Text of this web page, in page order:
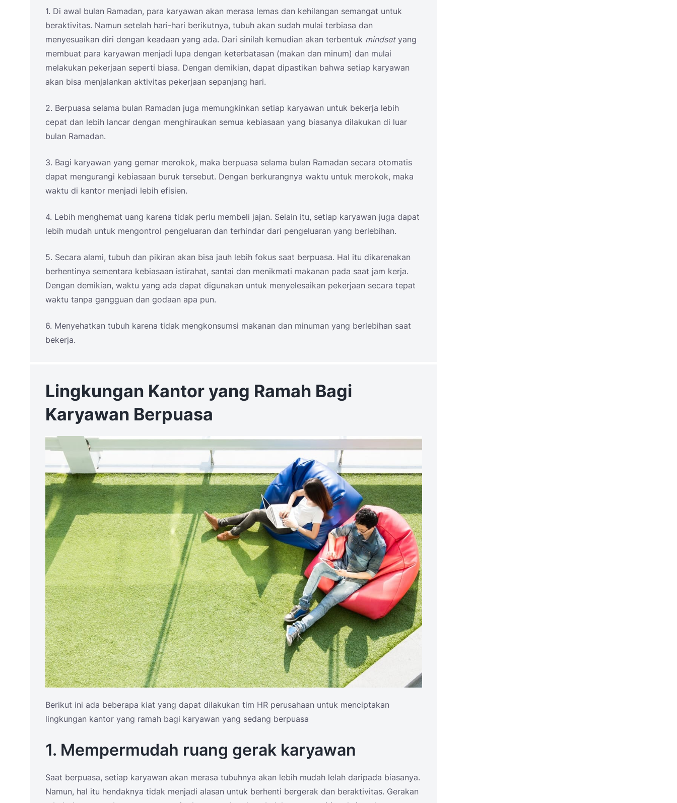
1. Di awal bulan Ramadan, para karyawan akan merasa lemas dan kehilangan semangat untuk
beraktivitas. Namun setelah hari-hari berikutnya, tubuh akan sudah mulai terbiasa dan
menyesuaikan diri dengan keadaan yang ada. Dari sinilah kemudian akan terbentuk mindsetyang
membuat para karyawan menjadi lupa dengan keterbatasan (makan dan minum) dan mulai
melakukan pekerjaan seperti biasa. Dengan demikian, dapat dipastikan bahwa setiap karyawan
akan bisa menjalankan aktivitas pekerjaan sepanjang hari.
2. Berpuasa selama bulan Ramadan juga memungkinkan setiap karyawan untuk bekerja lebih
cepat dan lebih lancar dengan menghiraukan semua kebiasaan yang biasanya dilakukan di luar
bulan Ramadan.
3. Bagi karyawan yang gemar merokok, maka berpuasa selama bulan Ramadan secara otomatis
dapat mengurangi kebiasaan buruk tersebut. Dengan berkurangnya waktu untuk merokok, maka
waktu di kantor menjadi lebih efisien.
4. Lebih menghemat uang karena tidak perlu membeli jajan. Selain itu, setiap karyawan juga dapat
lebih mudah untuk mengontrol pengeluaran dan terhindar dari pengeluaran yang berlebihan.
5. Secara alami, tubuh dan pikiran akan bisa jauh lebih fokus saat berpuasa. Hal itu dikarenakan
berhentinya sementara kebiasaan istirahat, santai dan menikmati makanan pada saat jam kerja.
Dengan demikian, waktu yang ada dapat digunakan untuk menyelesaikan pekerjaan secara tepat
waktu tanpa gangguan dan godaan apa pun.
6. Menyehatkan tubuh karena tidak mengkonsumsi makanan dan minuman yang berlebihan saat
bekerja.
Lingkungan Kantor yang Ramah Bagi
Karyawan Berpuasa
Berikut ini ada beberapa kiat yang dapat dilakukan tim HR perusahaan untuk menciptakan
lingkungan kantor yang ramah bagi karyawan yang sedang berpuasa
1. Mempermudah ruang gerak karyawan
Saat berpuasa, setiap karyawan akan merasa tubuhnya akan lebih mudah lelah daripada biasanya.
Namun, hal itu hendaknya tidak menjadi alasan untuk berhenti bergerak dan beraktivitas. Gerakan